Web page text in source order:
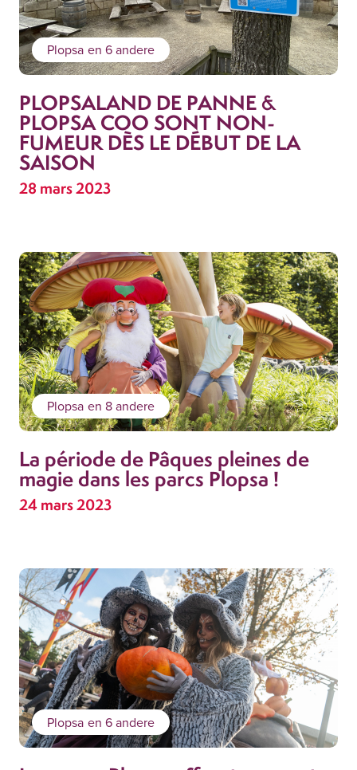
Plopsa en 6 andere
PLOPSALAND DE PANNE &
PLOPSA COO SONT NON-
FUMEUR DÈS LE DÉBUT DE LA
SAISON
28 mars 2023
Plopsa en 8 andere
La période de Pâques pleines de
magie dans les parcs Plopsa !
24 mars 2023
Plopsa en 6 andere